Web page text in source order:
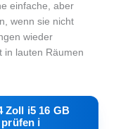
einfache, aber
wenn sie nicht
wieder
in lauten Räumen
Zoll i5 16 GB
ℹ︎